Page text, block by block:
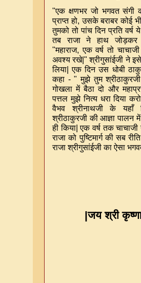
"एक क्षणभर जो भगवत संगी
प्राप्त हो,उसके बराबर कोई
तुमको तो पांच दिन प्रति वर्ष
तब राजा ने हाथ जोड़कर
"महाराज,एक वर्ष तो
अवश्य रखे|"श्रीगुसांईजी ने
लिया |एक दिन उस धोबी
कहा - "मुझे तुम
गोखला में बैठा दो और
पत्तल मुझे नित्य धरा दिया करो
वैभव श्रीनाथजी के यहाँ
श्रीठाकुरजी की आज्ञा पालन
ही किया|एक वर्ष तक
राजा को पुष्टिमार्ग की सब
राजा श्रीगुसांईजी का ऐसा
|जय श्री